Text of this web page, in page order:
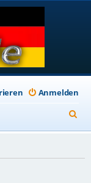
Anmelden
u